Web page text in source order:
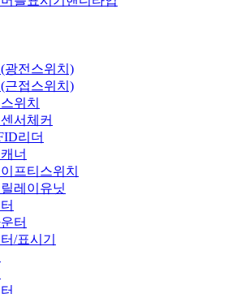
광전스위치)
근접스위치)
위치
서체커
리더
너
프티스위치
레이유닛
터
/표시기